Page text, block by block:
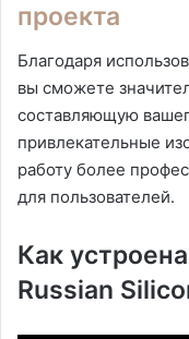
проекта
Благодаря
вы сможете
составляющую
привлекательные
работу более
для пользователей.
Как
Russian